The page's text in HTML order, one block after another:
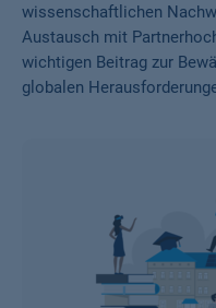
wissenschaftlichen
Austausch mit
wichtigen Beitrag zur
globalen